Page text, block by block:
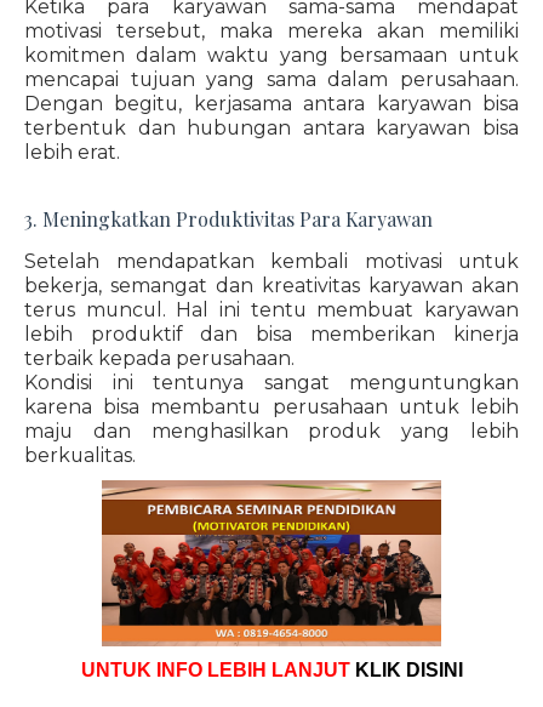
Ketika para karyawan sama-sama mendapat
motivasi tersebut, maka mereka akan memiliki
komitmen dalam waktu yang bersamaan untuk
mencapai tujuan yang sama dalam perusahaan.
Dengan begitu, kerjasama antara karyawan bisa
terbentuk dan hubungan antara karyawan bisa
lebih erat.
3. Meningkatkan Produktivitas Para Karyawan
Setelah mendapatkan kembali motivasi untuk
bekerja, semangat dan kreativitas karyawan akan
terus muncul. Hal ini tentu membuat karyawan
lebih produktif dan bisa memberikan kinerja
terbaik kepada perusahaan.
Kondisi ini tentunya sangat menguntungkan
karena bisa membantu perusahaan untuk lebih
maju dan menghasilkan produk yang lebih
berkualitas.
UNTUK INFO LEBIH LANJUT KLIK DISINI